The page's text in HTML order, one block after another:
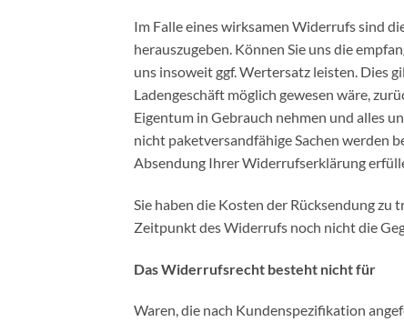
Im Falle eines wirksamen Widerrufs sind
herauszugeben. Können Sie uns die
uns insoweit ggf. Wertersatz leisten. Dies
Ladengeschäft möglich gewesen wäre,
Eigentum in Gebrauch nehmen und alles
nicht paketversandfähige Sachen werden
Absendung Ihrer Widerrufserklärung
Sie haben die Kosten der Rücksendung
Zeitpunkt des Widerrufs noch nicht die
Das Widerrufsrecht besteht nicht für
Waren, die nach Kundenspezifikation